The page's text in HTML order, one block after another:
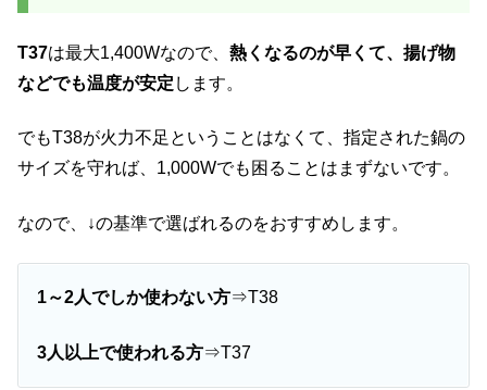
T37は最大1,400Wなので、 熱くなるのが早くて、揚げ物
などでも温度が安定 します。
でもT38が火力不足ということはなくて、指定された鍋の
サイズを守れば、1,000Wでも困ることはまずないです。
なので、↓の基準で選ばれるのをおすすめします。
1～2人でしか使わない方⇒T38
3人以上で使われる方⇒T37